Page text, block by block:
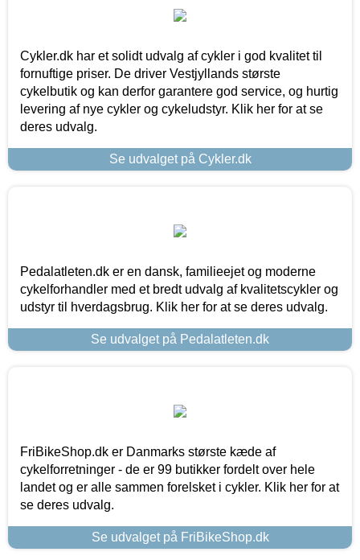
Cykler.dk har et solidt udvalg af cykler i god kvalitet til
fornuftige priser. De driver Vestjyllands største
cykelbutik og kan derfor garantere god service, og hurtig
levering af nye cykler og cykeludstyr. Klik her for at se
deres udvalg.
Se udvalget på Cykler.dk
Pedalatleten.dk er en dansk, familieejet og moderne
cykelforhandler med et bredt udvalg af kvalitetscykler og
udstyr til hverdagsbrug. Klik her for at se deres udvalg.
Se udvalget på Pedalatleten.dk
FriBikeShop.dk er Danmarks største kæde af
cykelforretninger - de er 99 butikker fordelt over hele
landet og er alle sammen forelsket i cykler. Klik her for at
se deres udvalg.
Se udvalget på FriBikeShop.dk